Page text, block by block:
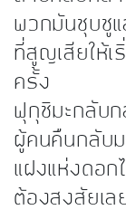
พวกมันชุบชูแ
ที่สูญเสียให้เ
ครั้ง
ฟุกุชิมะกลับก
ผู้คนคืนกลับ
แฝงแห่งดอก
ต้องสงสัยเล